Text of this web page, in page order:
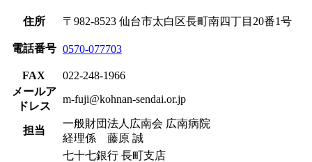
住所 〒982-8523 仙台市太白区長町南四丁目20番1号
電話番号 0570-077703
FAX
022-248-1966
メールア
ドレス
m-fuji@kohnan-sendai.or.jp
担当
一般財団法人広南会 広南病院
経理係 藤原 誠
七十七銀行 長町支店